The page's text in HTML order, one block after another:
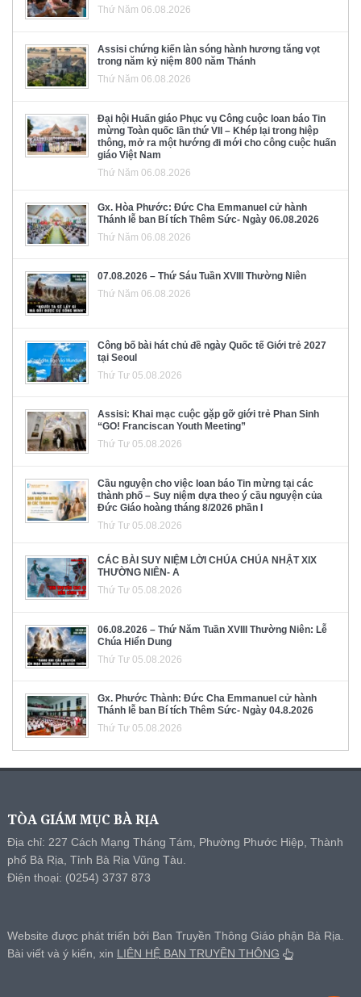
Thứ Năm 06.08.2026
Assisi chứng kiến làn sóng hành hương tăng vọt
trong năm kỷ niệm 800 năm Thánh
Thứ Năm 06.08.2026
Đại hội Huấn giáo Phục vụ Công cuộc loan báo Tin
mừng Toàn quốc lần thứ VII – Khép lại trong hiệp
thông, mở ra một hướng đi mới cho công cuộc huấn
giáo Việt Nam
Thứ Năm 06.08.2026
Gx. Hòa Phước: Đức Cha Emmanuel cử hành
Thánh lễ ban Bí tích Thêm Sức- Ngày 06.08.2026
Thứ Năm 06.08.2026
07.08.2026 – Thứ Sáu Tuần XVIII Thường Niên
Thứ Năm 06.08.2026
Công bố bài hát chủ đề ngày Quốc tế Giới trẻ 2027
tại Seoul
Thứ Tư 05.08.2026
Assisi: Khai mạc cuộc gặp gỡ giới trẻ Phan Sinh
“GO! Franciscan Youth Meeting”
Thứ Tư 05.08.2026
Cầu nguyện cho việc loan báo Tin mừng tại các
thành phố – Suy niệm dựa theo ý cầu nguyện của
Đức Giáo hoàng tháng 8/2026 phần I
Thứ Tư 05.08.2026
CÁC BÀI SUY NIỆM LỜI CHÚA CHÚA NHẬT XIX
THƯỜNG NIÊN- A
Thứ Tư 05.08.2026
06.08.2026 – Thứ Năm Tuần XVIII Thường Niên: Lễ
Chúa Hiển Dung
Thứ Tư 05.08.2026
Gx. Phước Thành: Đức Cha Emmanuel cử hành
Thánh lễ ban Bí tích Thêm Sức- Ngày 04.8.2026
Thứ Tư 05.08.2026
TÒA GIÁM MỤC BÀ RỊA
Địa chỉ: 227 Cách Mạng Tháng Tám, Phường Phước Hiệp, Thành
phố Bà Rịa, Tỉnh Bà Rịa Vũng Tàu.
Điện thoại: (0254) 3737 873
Website được phát triển bởi Ban Truyền Thông Giáo phận Bà Rịa.
Bài viết và ý kiến, xin LIÊN HỆ BAN TRUYỀN THÔNG